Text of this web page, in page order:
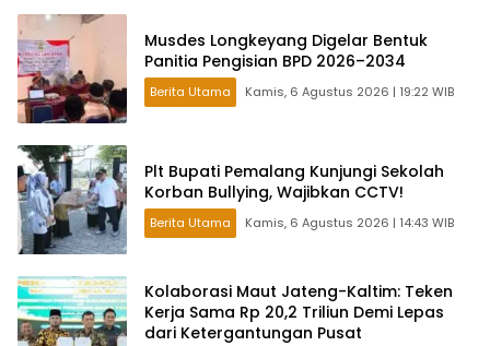
Musdes Longkeyang Digelar Bentuk
Panitia Pengisian BPD 2026–2034
Berita Utama Kamis, 6 Agustus 2026 | 19:22 WIB
Plt Bupati Pemalang Kunjungi Sekolah
Korban Bullying, Wajibkan CCTV!
Berita Utama Kamis, 6 Agustus 2026 | 14:43 WIB
Kolaborasi Maut Jateng-Kaltim: Teken
Kerja Sama Rp 20,2 Triliun Demi Lepas
dari Ketergantungan Pusat